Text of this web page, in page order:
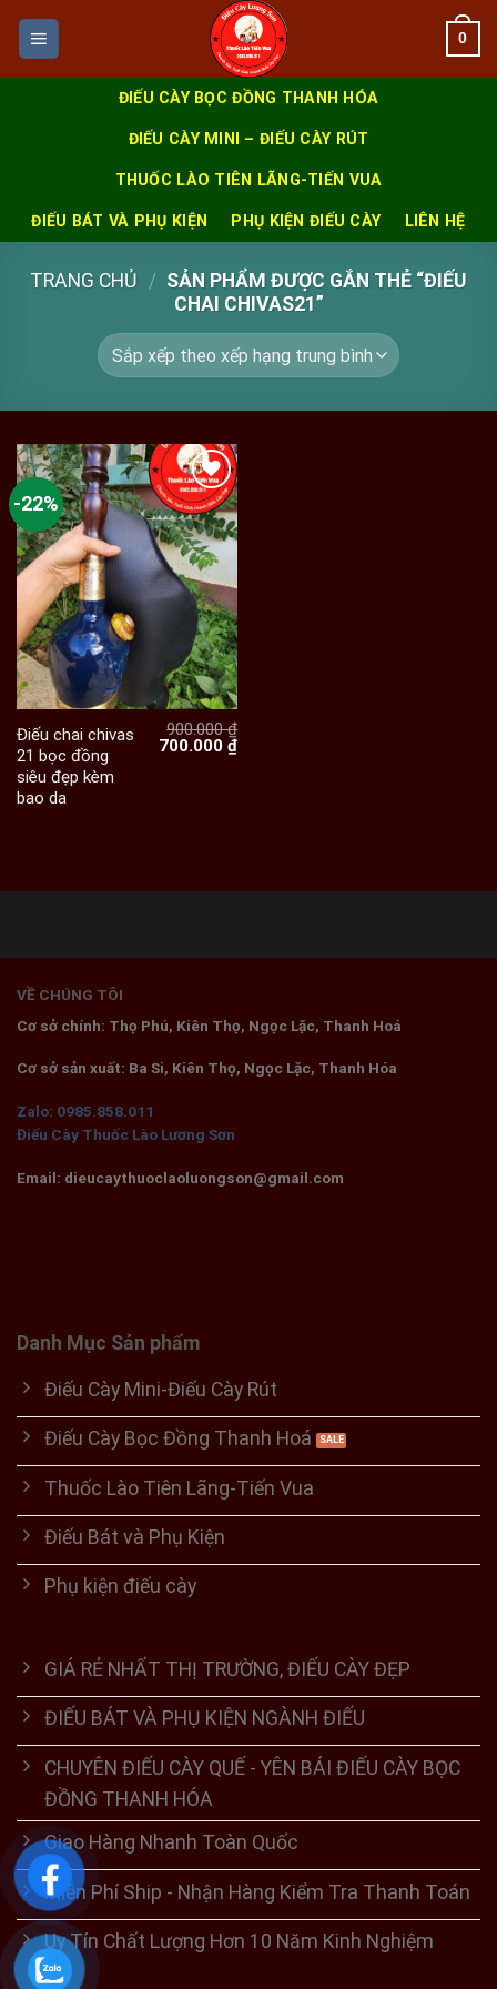
Skip
content
0
ĐIẾU CÀY BỌC ĐỒNG THANH HÓA
ĐIẾU CÀY MINI – ĐIẾU CÀY RÚT
THUỐC LÀO TIÊN LÃNG-TIẾN VUA
ĐIẾU BÁT VÀ PHỤ KIỆN PHỤ KIỆN ĐIẾU CÀY LIÊN HỆ
TRANG CHỦ / SẢN PHẨM ĐƯỢC GẮN THẺ “ĐIẾU
CHAI CHIVAS21”
-22%
Điếu chai chivas
21 bọc đồng
siêu đẹp kèm
bao da
900.000₫
Giá
700.000₫Giá
VỀ CHÚNG TÔI
Cơ sở chính: Thọ Phú, Kiên Thọ, Ngọc Lặc, Thanh Hoá
Cơ sở sản xuất: Ba Si, Kiên Thọ, Ngọc Lặc, Thanh Hóa
Zalo: 0985.858.011
Điếu Cày Thuốc Lào Lương Sơn
Email: dieucaythuoclaoluongson@gmail.com
Danh Mục Sản phẩm
Điếu Cày Mini-Điếu Cày Rút
Điếu Cày Bọc Đồng Thanh Hoá
Thuốc Lào Tiên Lãng-Tiến Vua
Điếu Bát và Phụ Kiện
Phụ kiện điếu cày
GIÁ RẺ NHẤT THỊ TRƯỜNG, ĐIẾU CÀY ĐẸP
ĐIẾU BÁT VÀ PHỤ KIỆN NGÀNH ĐIẾU
CHUYÊN ĐIẾU CÀY QUẾ - YÊN BÁI ĐIẾU CÀY BỌC
ĐỒNG THANH HÓA
Giao Hàng Nhanh Toàn Quốc
Miễn Phí Ship - Nhận Hàng Kiểm Tra Thanh Toán
Uy Tín Chất Lượng Hơn 10 Năm Kinh Nghiệm